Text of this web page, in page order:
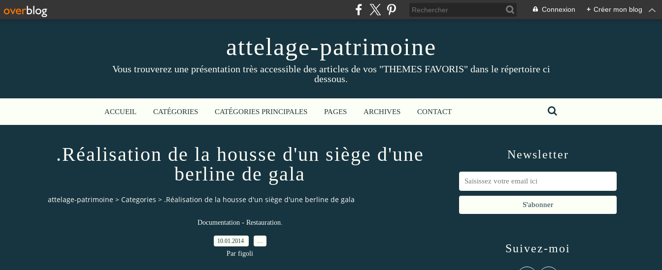
Connexion + Créer mon blog
attelage-patrimoine
Vous trouverez une présentation très accessible des articles de vos "THEMES FAVORIS" dans le répertoire ci
dessous.
ACCUEIL CATÉGORIES CATÉGORIES PRINCIPALES PAGES ARCHIVES CONTACT
.Réalisation de la housse d'un siège d'une
berline de gala
attelage-patrimoine > Categories > .Réalisation de la housse d'un siège d'une berline de gala
Documentation - Restauration.
10.01.2014
Par figoli
Newsletter
Suivez-moi